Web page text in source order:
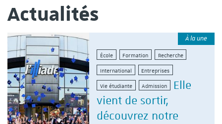
Actualités
À la une
École Formation Recherche
International Entreprises
Vie étudiante Admission
Elle
vient de sortir,
découvrez notre